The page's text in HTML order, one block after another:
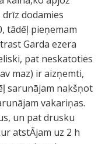
dodamies
tādēļ pieņemam
Garda ezera
pat neskatoties
maz) ir aizņemti,
sarunājam nakšņot
vakariņas.
un pat drusku
atstĀjam uz 2 h